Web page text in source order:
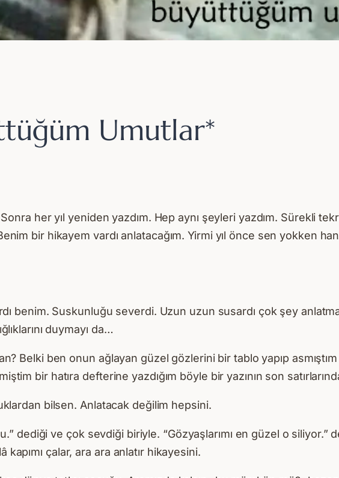
Umutlar*
her yıl yeniden yazdım. Hep aynı şeyleri yazdım. Sürekli
bir hikayem vardı anlatacağım. Yirmi yıl önce sen yokken
benim. Suskunluğu severdi. Uzun uzun susardı çok şey
duymayı da…
Belki ben onun ağlayan güzel gözlerini bir tablo yapıp
bir hatıra defterine yazdığım böyle bir yazının son
bilsen. Anlatacak değilim hepsini.
dediği ve çok sevdiği biriyle. “Gözyaşlarımı en güzel o
çalar, ara ara anlatır hikayesini.